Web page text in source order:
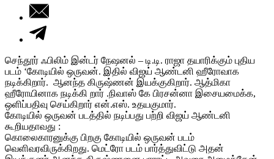
செந்தூர் ஃபிலிம் இன்டர் நேஷனல் – டி.டி. ராஜா தயாரிக்கும் புதிய
படம் ‘கோடியில் ஒருவன். இதில் விஜய் ஆண்டனி ஹீரோவாக
நடிக்கிறார். ஆனந்த கிருஷ்ணன் இயக்குகிறார். ஆத்மிகா
ஹீரோயினாக நடிக்கி றார் .நிவாஸ் கே பிரசன்னா இசையமைக்க,
ஒளிப்பதிவு செய்கிறார் என்.எஸ். உதயகுமார்.
கோடியில் ஒருவன் படத்தில் நடிப்பது பற்றி விஜய் ஆண்டனி
கூறியதாவது :
கொலைகாரனுக்கு பிறகு கோடியில் ஒருவன் படம்
வெளிவரவிருக்கிறது. மெட்ரோ படம் பார்த்துவிட்டு அதன்